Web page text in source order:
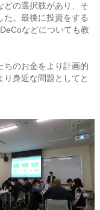
どの選択肢があり、そ
た。最後に投資をする
などについても教
ちのお金をより計画的
身近な問題としてと